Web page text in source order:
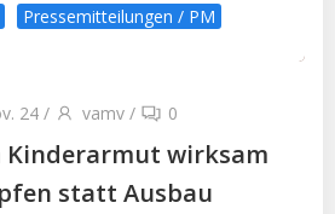
Pressemitteilungen / PM
24 / vamv / 0
Kinderarmut wirksam
statt Ausbau